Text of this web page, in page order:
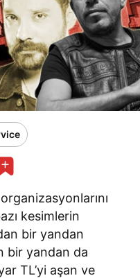
kesimlerin
bir yandan
bir yandan da
TL’yi aşan ve